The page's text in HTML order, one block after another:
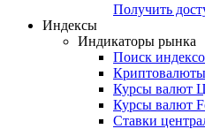
Получить
Индексы
Индикаторы рынка
Поиск
Криптовалюты
Курсы валют
Курсы валют
Ставки